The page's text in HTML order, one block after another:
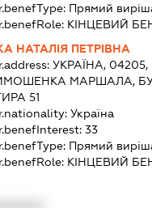
Прямий
КІНЦЕВИЙ
НАТАЛІЯ ПЕТРІВНА
УКРАЇНА, 04205,
МАРШАЛА,
51
Україна
33
Прямий
КІНЦЕВИЙ